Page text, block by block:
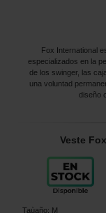
Fox International
especializados en la
de los swinger, las
una voluntad
diseño
Veste
Taùaño: M